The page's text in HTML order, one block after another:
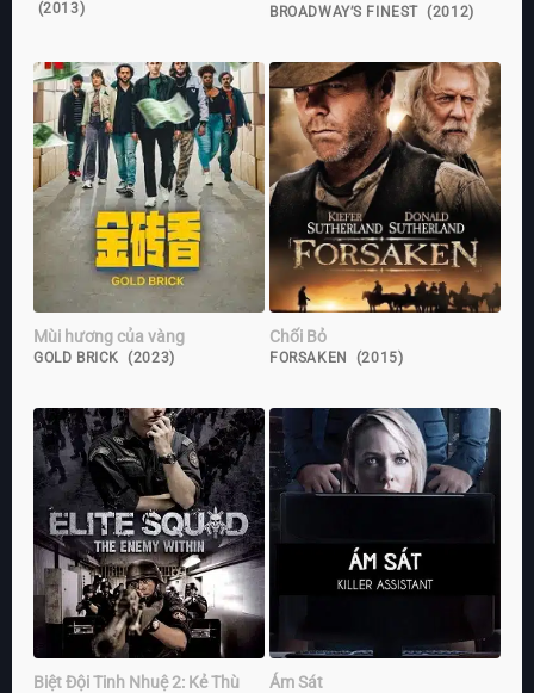
(2013) BROADWAY’S FINEST (2012)
Mùi hương của vàng
GOLD BRICK (2023)
Chối Bỏ
FORSAKEN (2015)
Biệt Đội Tinh Nhuệ 2: Kẻ Thù
Ám Sát